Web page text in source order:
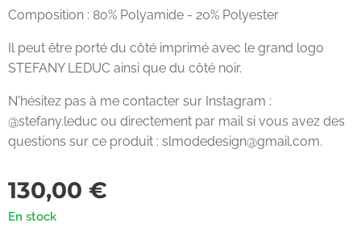
Composition : 80% Polyamide - 20% Polyester
Il peut être porté du côté imprimé avec le grand logo
STEFANY LEDUC ainsi que du côté noir.
N'hésitez pas à me contacter sur Instagram :
@stefany.leduc ou directement par mail si vous avez des
questions sur ce produit : slmodedesign@gmail.com.
130,00 €
En stock